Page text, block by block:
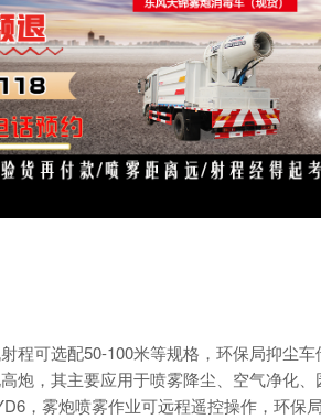
射程可选配50-100米等规格，环保局抑尘车
炮，其主要应用于喷雾降尘、空气净化
，雾炮喷雾作业可远程遥控操作，环保